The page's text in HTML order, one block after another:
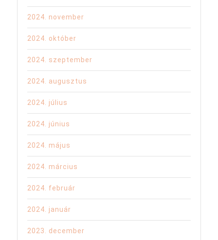
2024. november
2024. október
2024. szeptember
2024. augusztus
2024. július
2024. június
2024. május
2024. március
2024. február
2024. január
2023. december